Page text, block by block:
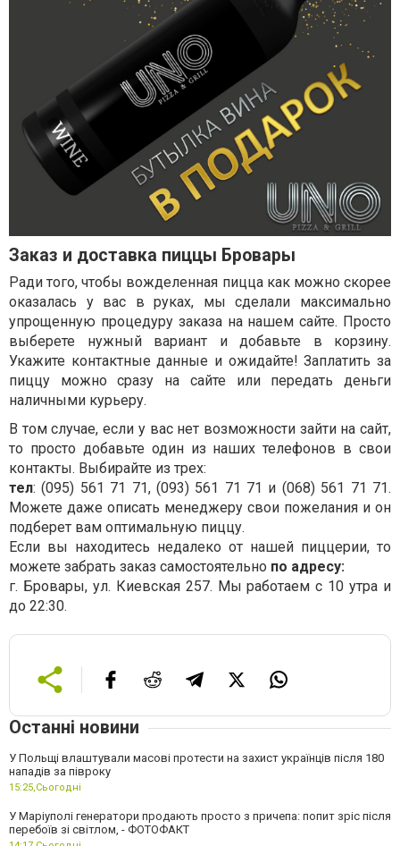
Заказ и доставка пиццы Бровары
Ради того, чтобы вожделенная пицца как можно скорее
оказалась у вас в руках, мы сделали максимально
упрощенную процедуру заказа на нашем сайте. Просто
выберете нужный вариант и добавьте в корзину.
Укажите контактные данные и ожидайте! Заплатить за
пиццу можно сразу на сайте или передать деньги
наличными курьеру.
В том случае, если у вас нет возможности зайти на сайт,
то просто добавьте один из наших телефонов в свои
контакты. Выбирайте из трех:
тел: (095) 561 71 71, (093) 561 71 71 и (068) 561 71 71.
Можете даже описать менеджеру свои пожелания и он
подберет вам оптимальную пиццу.
Если вы находитесь недалеко от нашей пиццерии, то
можете забрать заказ самостоятельно по адресу:
г. Бровары, ул. Киевская 257. Мы работаем с 10 утра и
до 22:30.
Останні новини
У Польщі влаштували масові протести на захист українців після 180
нападів за півроку
15:25, Сьогодні
У Маріуполі генератори продають просто з причепа: попит зріс після
перебоїв зі світлом, - ФОТОФАКТ